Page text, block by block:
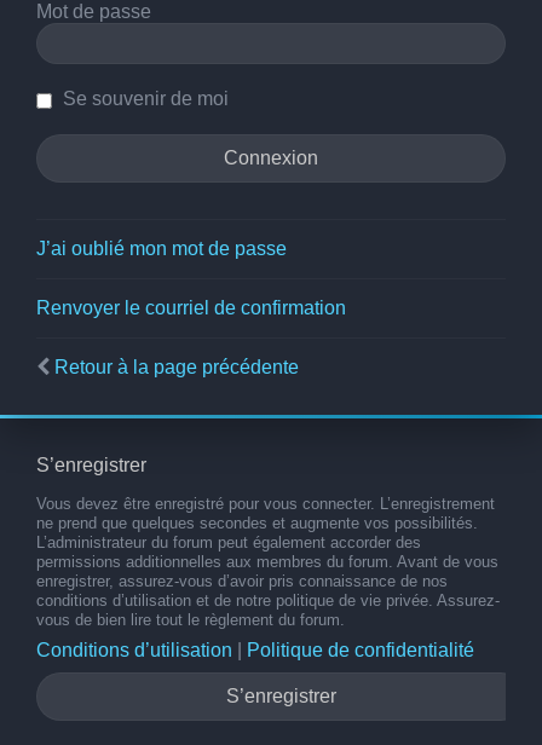
Mot de passe
Se souvenir de moi
J’ai oublié mon mot de passe
Renvoyer le courriel de confirmation
Retour à la page précédente
S’enregistrer
Vous devez être enregistré pour vous connecter. L’enregistrement
ne prend que quelques secondes et augmente vos possibilités.
L’administrateur du forum peut également accorder des
permissions additionnelles aux membres du forum. Avant de vous
enregistrer, assurez-vous d’avoir pris connaissance de nos
conditions d’utilisation et de notre politique de vie privée. Assurez-
vous de bien lire tout le règlement du forum.
Conditions d’utilisation Politique de confidentialité
S’enregistrer